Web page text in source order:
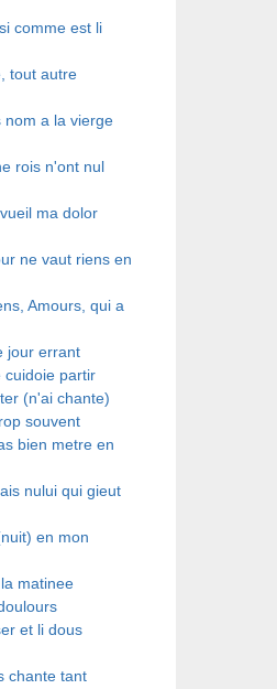
comme est li
tout autre
nom a la vierge
rois n'ont nul
ma dolor
ne vaut riens en
Amours, qui a
jour errant
cuidoie partir
(n'ai chante)
souvent
bien metre en
nului qui gieut
en mon
matinee
et li dous
chante tant